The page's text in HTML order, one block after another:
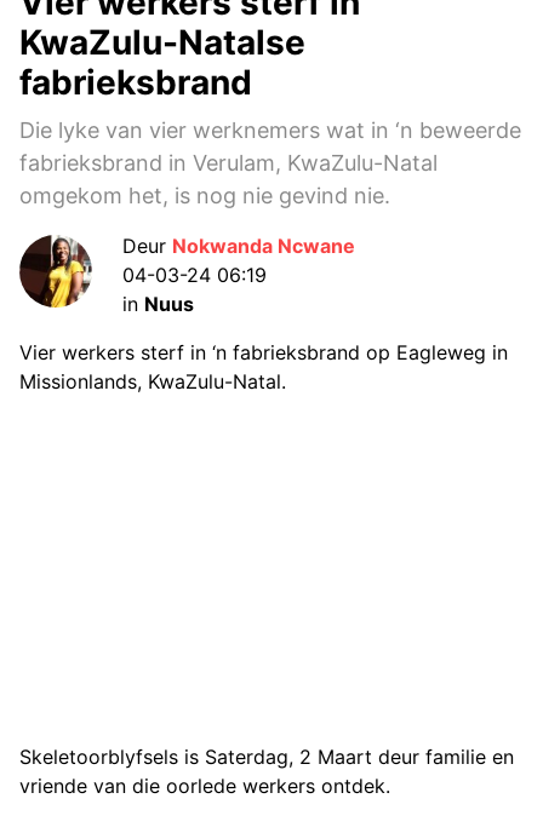
KwaZulu-Natalse
fabrieksbrand
Die lyke van vier werknemers wat in ‘n beweerde
fabrieksbrand in Verulam, KwaZulu-Natal
omgekom het, is nog nie gevind nie.
Deur Nokwanda Ncwane
04-03-24 06:19
in Nuus
Vier werkers sterf in ‘n fabrieksbrand op Eagleweg in
Missionlands, KwaZulu-Natal.
Skeletoorblyfsels is Saterdag, 2 Maart deur familie en
vriende van die oorlede werkers ontdek.